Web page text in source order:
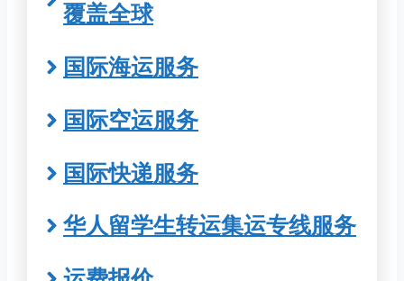
覆盖全球
国际海运服务
国际空运服务
国际快递服务
华人留学生转运集运专线服务